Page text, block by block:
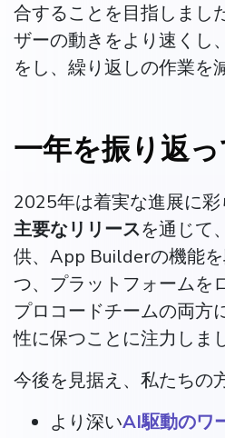
合することを目指しまし
ザーの動きをより速くし
をし、繰り返しの作業を
一年を振り返
2025年は着実な進展に彩
主要なリリースを通じて
供、App Builderの機能
つ、プラットフォームを
プロコードチームの両方
性に保つことに注力しま
今後を見据え、私たちの
より深いAI駆動のワ